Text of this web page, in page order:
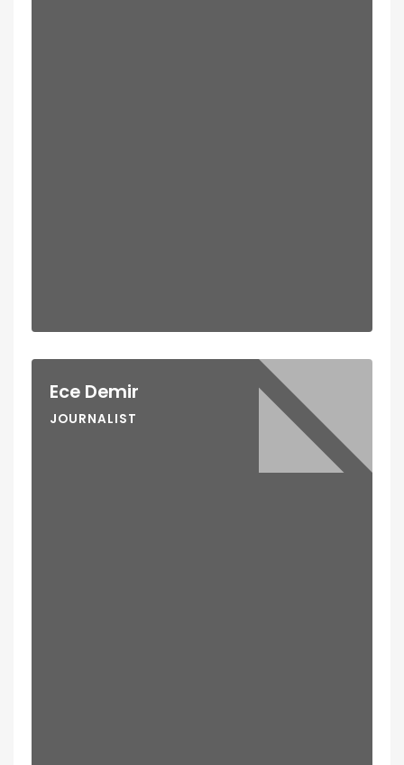
Ece Demir
JOURNALIST